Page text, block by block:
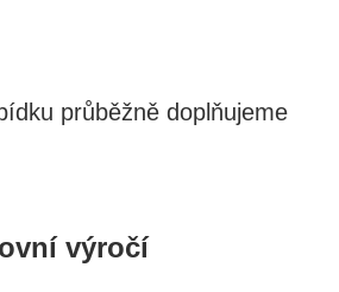
průběžně doplňujeme
výročí